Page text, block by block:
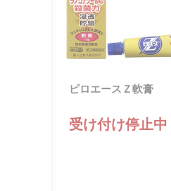
ピロエースＺ軟膏
受け付け停止中